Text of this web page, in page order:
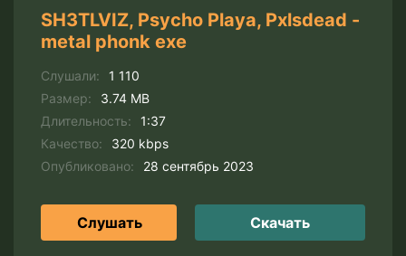
SH3TLVIZ, Psycho Playa, Pxlsdead -
metal phonk exe
Слушали:
1 110
Размер:
3.74 MB
Длительность:
1:37
Качество:
320 kbps
Опубликовано:
28 сентябрь 2023
Слушать Скачать